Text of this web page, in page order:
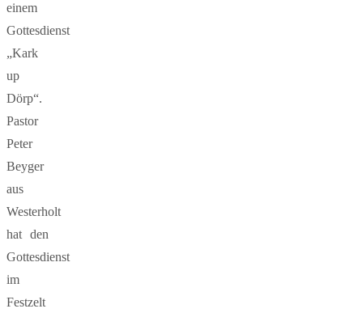
einem
Gottesdienst
„Kark
up
Dörp“.
Pastor
Peter
Beyger
aus
Westerholt
hat den
Gottesdienst
im
Festzelt